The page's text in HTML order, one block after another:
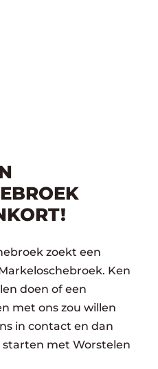
zoekt een
Ken
doen of een
met ons zou willen
in contact en dan
met Worstelen